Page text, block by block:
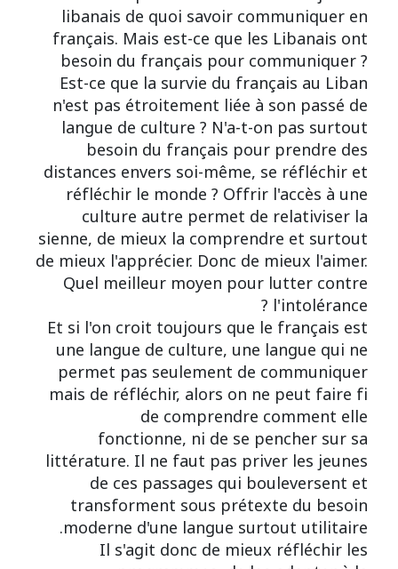
libanais de quoi savoir communiquer en
français. Mais est-ce que les Libanais ont
besoin du français pour communiquer ?
Est-ce que la survie du français au Liban
n'est pas étroitement liée à son passé de
langue de culture ? N'a-t-on pas surtout
besoin du français pour prendre des
distances envers soi-même, se réfléchir et
réfléchir le monde ? Offrir l'accès à une
culture autre permet de relativiser la
sienne, de mieux la comprendre et surtout
de mieux l'apprécier. Donc de mieux l'aimer.
Quel meilleur moyen pour lutter contre
l'intolérance ?
Et si l'on croit toujours que le français est
une langue de culture, une langue qui ne
permet pas seulement de communiquer
mais de réfléchir, alors on ne peut faire fi
de comprendre comment elle
fonctionne, ni de se pencher sur sa
littérature. Il ne faut pas priver les jeunes
de ces passages qui bouleversent et
transforment sous prétexte du besoin
moderne d'une langue surtout utilitaire.
Il s'agit donc de mieux réfléchir les